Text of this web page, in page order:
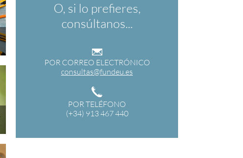
O, si lo prefieres,
consúltanos...
POR CORREO ELECTRÓNICO
consultas@fundeu.es
POR TELÉFONO
(+34) 913 467 440